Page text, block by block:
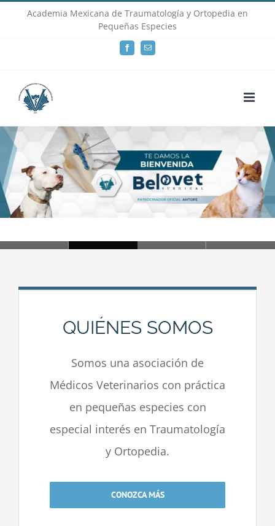
Academia Mexicana de Traumatología y Ortopedia en
Pequeñas Especies
FacebookEmail
Loading...
QUIÉNES SOMOS
Somos una asociación de
Médicos Veterinarios con práctica
en pequeñas especies con
especial interés en Traumatología
y Ortopedia.
CONOZCA MÁS